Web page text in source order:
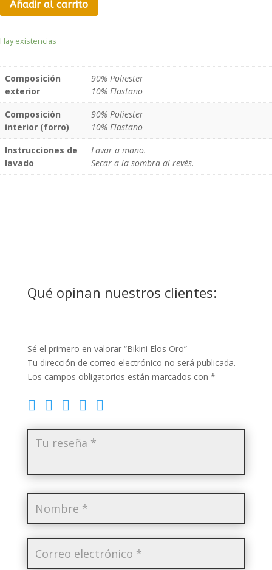
Añadir al carrito
Hay existencias
Composición
exterior
90% Poliester
10% Elastano
Composición
interior (forro)
90% Poliester
10% Elastano
Instrucciones de
lavado
Lavar a mano.
Secar a la sombra al revés.
Qué opinan nuestros clientes:
Sé el primero en valorar “Bikini Elos Oro”
Tu dirección de correo electrónico no será publicada.
Los campos obligatorios están marcados con *